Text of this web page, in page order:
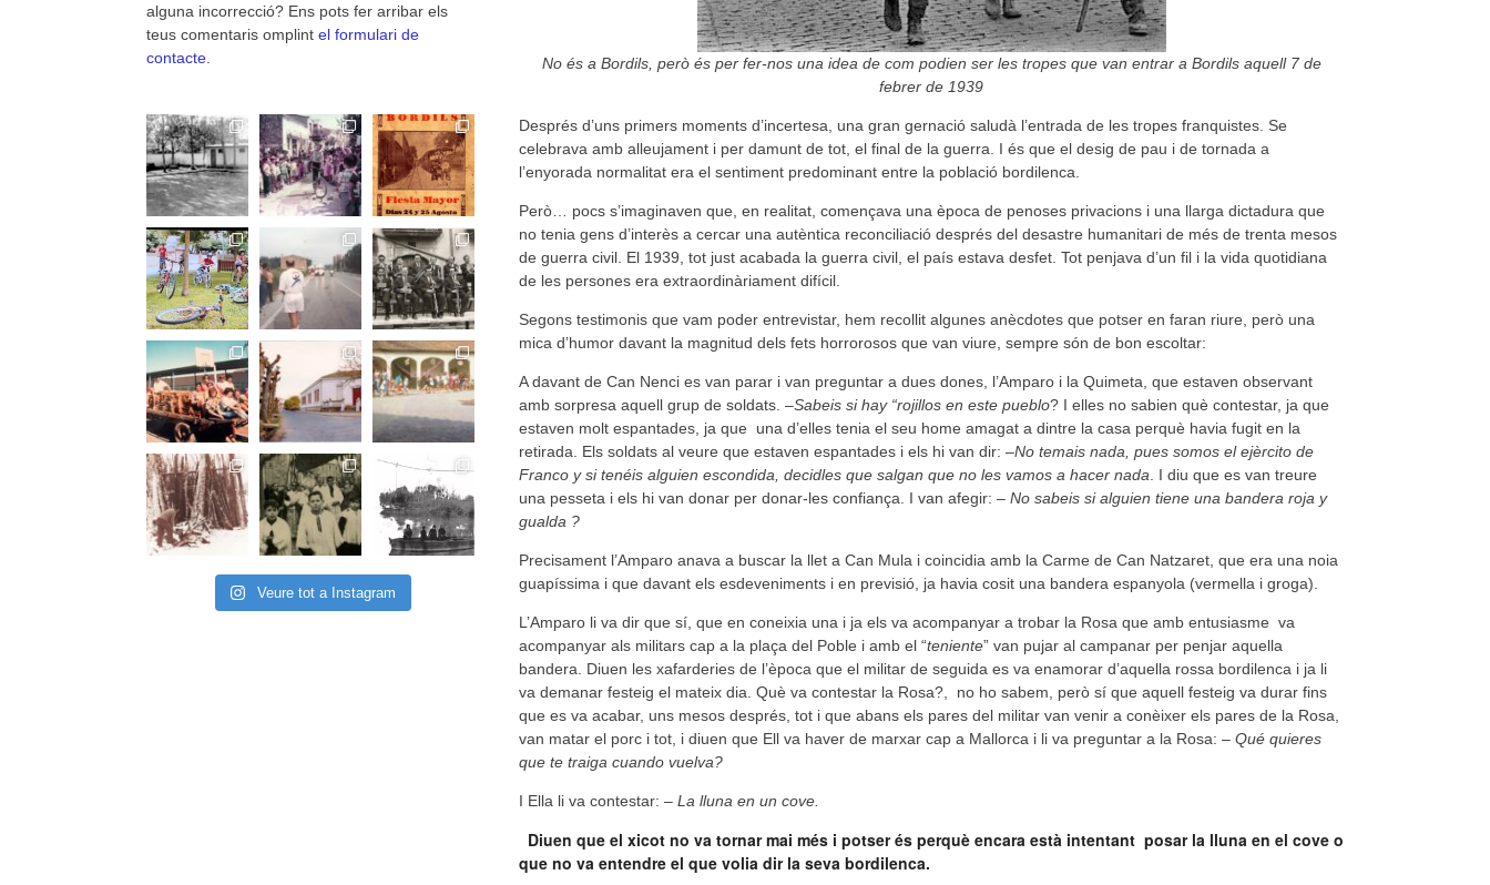
No és a Bordils, però és per fer-nos una idea de com podien ser les tropes que van entrar a Bordils aquell 7 de
febrer de 1939
Després d’uns primers moments d’incertesa, una gran gernació saludà l’entrada de les tropes franquistes. Se
celebrava amb alleujament i per damunt de tot, el final de la guerra. I és que el desig de pau i de tornada a
l’enyorada normalitat era el sentiment predominant entre la població bordilenca.
Però… pocs s’imaginaven que, en realitat, començava una època de penoses privacions i una llarga dictadura que
no tenia gens d’interès a cercar una autèntica reconciliació després del desastre humanitari de més de trenta mesos
de guerra civil. El 1939, tot just acabada la guerra civil, el país estava desfet. Tot penjava d’un fil i la vida quotidiana
de les persones era extraordinàriament difícil.
Segons testimonis que vam poder entrevistar, hem recollit algunes anècdotes que potser en faran riure, però una
mica d’humor davant la magnitud dels fets horrorosos que van viure, sempre són de bon escoltar:
A davant de Can Nenci es van parar i van preguntar a dues dones, l’Amparo i la Quimeta, que estaven observant
amb sorpresa aquell grup de soldats. –Sabeis si hay “rojillos en este pueblo? I elles no sabien què contestar, ja que
estaven molt espantades, ja que una d’elles tenia el seu home amagat a dintre la casa perquè havia fugit en la
retirada. Els soldats al veure que estaven espantades i els hi van dir: –No temais nada, pues somos el ejèrcito de
Franco y si tenéis alguien escondida, decidles que salgan que no les vamos a hacer nada . I diu que es van treure
una pesseta i els hi van donar per donar-les confiança. I van afegir: – No sabeis si alguien tiene una bandera roja y
gualda ?
Precisament l’Amparo anava a buscar la llet a Can Mula i coincidia amb la Carme de Can Natzaret, que era una noia
guapíssima i que davant els esdeveniments i en previsió, ja havia cosit una bandera espanyola (vermella i groga).
L’Amparo li va dir que sí, que en coneixia una i ja els va acompanyar a trobar la Rosa que amb entusiasme va
acompanyar als militars cap a la plaça del Poble i amb el “teniente” van pujar al campanar per penjar aquella
bandera. Diuen les xafarderies de l’època que el militar de seguida es va enamorar d’aquella rossa bordilenca i ja li
va demanar festeig el mateix dia. Què va contestar la Rosa?, no ho sabem, però sí que aquell festeig va durar fins
que es va acabar, uns mesos després, tot i que abans els pares del militar van venir a conèixer els pares de la Rosa,
van matar el porc i tot, i diuen que Ell va haver de marxar cap a Mallorca i li va preguntar a la Rosa: – Qué quieres
que te traiga cuando vuelva?
I Ella li va contestar: – La lluna en un cove.
Diuen que el xicot no va tornar mai més i potser és perquè encara està intentant posar la lluna en el cove o
que no va entendre el que volia dir la seva bordilenca.
alguna incorrecció? Ens pots fer arribar els
teus comentaris omplint el formulari de
contacte
Veure tot a Instagram